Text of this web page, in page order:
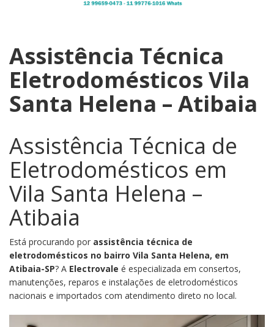
Assistência Técnica
Eletrodomésticos Vila
Santa Helena – Atibaia
Assistência Técnica de
Eletrodomésticos em
Vila Santa Helena –
Atibaia
Está procurando por assistência técnica de
eletrodomésticos no bairro Vila Santa Helena, em
Atibaia-SP? A Electrovale é especializada em consertos,
manutenções, reparos e instalações de eletrodomésticos
nacionais e importados com atendimento direto no local.